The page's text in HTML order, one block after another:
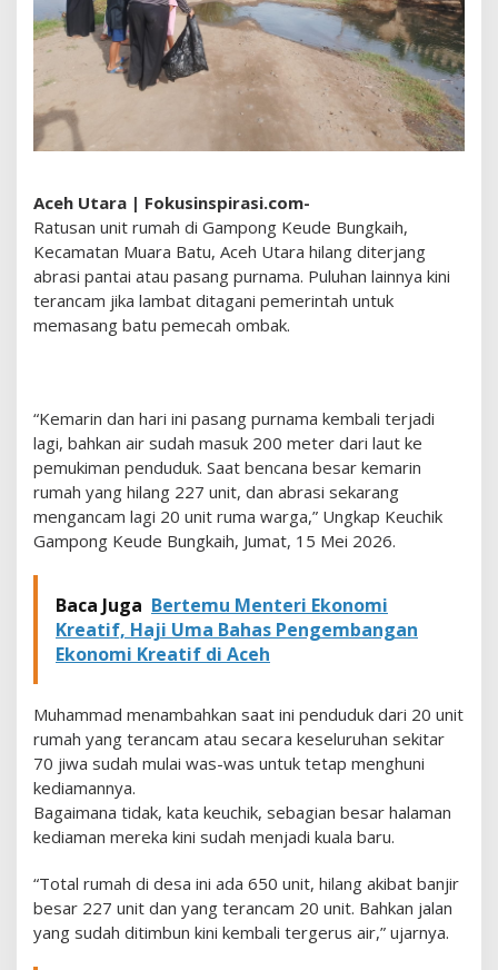
u
h
a
n
a
,
K
e
u
c
h
i
k
k
a
T
a
k
S
e
g
a
D
i
n
g
a
n
K
a
u
n
g
Aceh Utara | Fokusinspirasi.com-
Ratusan unit rumah di Gampong Keude Bungkaih,
Kecamatan Muara Batu, Aceh Utara hilang diterjang
abrasi pantai atau pasang purnama. Puluhan lainnya kini
terancam jika lambat ditagani pemerintah untuk
memasang batu pemecah ombak.
“Kemarin dan hari ini pasang purnama kembali terjadi
lagi, bahkan air sudah masuk 200 meter dari laut ke
pemukiman penduduk. Saat bencana besar kemarin
rumah yang hilang 227 unit, dan abrasi sekarang
mengancam lagi 20 unit ruma warga,” Ungkap Keuchik
Gampong Keude Bungkaih, Jumat, 15 Mei 2026.
Baca Juga Bertemu Menteri Ekonomi
Kreatif, Haji Uma Bahas Pengembangan
Ekonomi Kreatif di Aceh
Muhammad menambahkan saat ini penduduk dari 20 unit
rumah yang terancam atau secara keseluruhan sekitar
70 jiwa sudah mulai was-was untuk tetap menghuni
kediamannya.
Bagaimana tidak, kata keuchik, sebagian besar halaman
kediaman mereka kini sudah menjadi kuala baru.
“Total rumah di desa ini ada 650 unit, hilang akibat banjir
besar 227 unit dan yang terancam 20 unit. Bahkan jalan
yang sudah ditimbun kini kembali tergerus air,” ujarnya.